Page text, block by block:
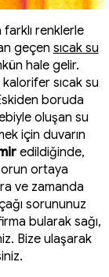
farklı renklerle
geçen sıcak su
hale gelir.
sıcak su
boruda
oluşan su
için duvarın
edildiğinde,
ortaya
ve zamanda
sorununuz
bularak sağı,
Bize ulaşarak